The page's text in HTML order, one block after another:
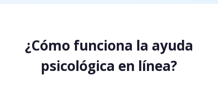
¿Cómo funciona la ayuda
psicológica en línea?